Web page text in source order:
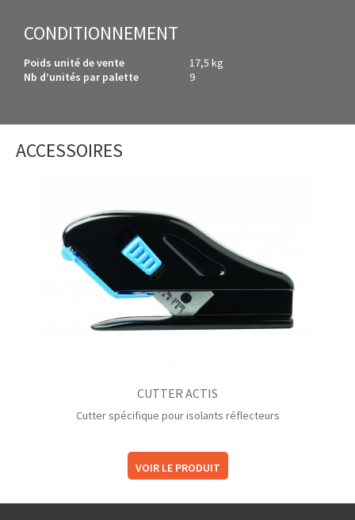
CONDITIONNEMENT
Poids unité de vente
17,5 kg
Nb d’unités par palette
9
ACCESSOIRES
CUTTER ACTIS
Cutter spécifique pour isolants réflecteurs
VOIR LE PRODUIT